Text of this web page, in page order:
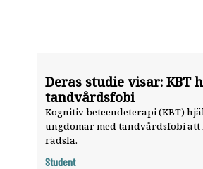
Deras studie visar: KBT
tandvårdsfobi
Kognitiv beteendeterapi (KBT)
ungdomar med tandvårdsfobi att
rädsla.
Student